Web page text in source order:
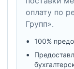
оплату по
Групп».
100%